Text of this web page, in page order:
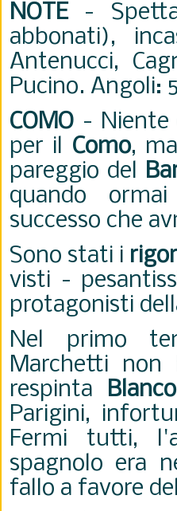
NOTE -
abbonati),
Antenucci,
Pucino. Angoli:
COMO - Niente
per il Como,
pareggio del
quando
successo che
Sono stati i
visti -
protagonisti
Nel primo
Marchetti non
respinta Blanco
Parigini,
Fermi tutti,
spagnolo era
fallo a favore